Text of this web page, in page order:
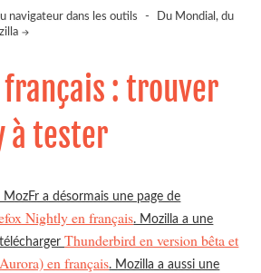
navigateur dans les outils -
Du Mondial, du
français : trouver
à tester
a désormais une page de
Nightly en français. Mozilla a une
Thunderbird en version bêta et
en français. Mozilla a aussi une